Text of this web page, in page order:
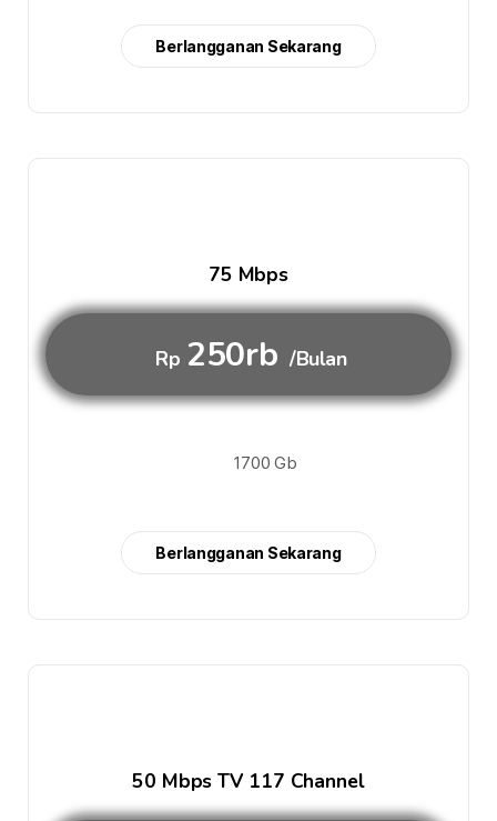
Berlangganan Sekarang
75 Mbps
Rp 250rb /Bulan
1700 Gb
Berlangganan Sekarang
50 Mbps TV 117 Channel